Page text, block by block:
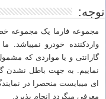
توجه:
مجموعه فارما یک مجموعه
واردکننده خودرو نمیباشد.
گارانتی و یا مواردی که
نماییم. به جهت باطل نشدن
ای میبایست منحصرا در
معرفی میگردد انجام پذیرد.